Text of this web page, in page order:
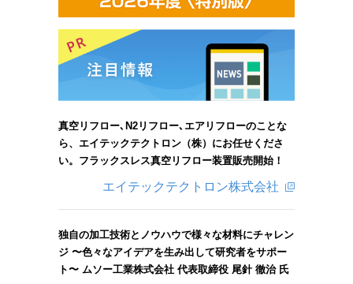
真空リフロー､N2リフロー､エアリフローのことな
ら、エイテックテクトロン（株）にお任せくださ
い。フラックスレス真空リフロー装置販売開始！
エイテックテクトロン株式会社
独自の加工技術とノウハウで様々な材料にチャレン
ジ 〜色々なアイデアを生み出して研究者をサポー
ト〜 ムソー工業株式会社 代表取締役 尾針 徹治 氏